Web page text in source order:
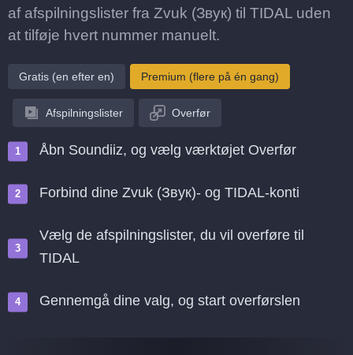
af afspilningslister fra Zvuk (Звук) til TIDAL uden
at tilføje hvert nummer manuelt.
Gratis (en efter en) Premium (flere på én gang)
Afspilningslister Overfør
Åbn Soundiiz, og vælg værktøjet Overfør
Forbind dine Zvuk (Звук)- og TIDAL-konti
Vælg de afspilningslister, du vil overføre til
TIDAL
Gennemgå dine valg, og start overførslen